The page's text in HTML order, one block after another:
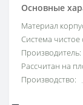
Основные
Материал
Система чистое
Производитель:
Рассчитан на
Производство: